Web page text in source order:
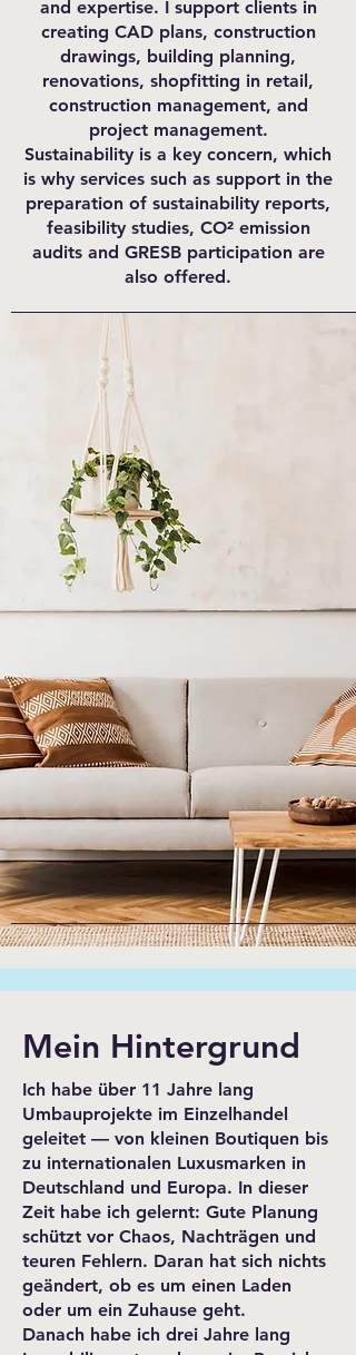
and expertise. I support clients in
creating CAD plans, construction
drawings, building planning,
renovations, shopfitting in retail,
construction management, and
project management.
Sustainability is a key concern, which
is why services such as support in the
preparation of sustainability reports,
feasibility studies, CO² emission
audits and GRESB participation are
also offered.
Mein Hintergrund
Ich habe über 11 Jahre lang
Umbauprojekte im Einzelhandel
geleitet — von kleinen Boutiquen bis
zu internationalen Luxusmarken in
Deutschland und Europa. In dieser
Zeit habe ich gelernt: Gute Planung
schützt vor Chaos, Nachträgen und
teuren Fehlern. Daran hat sich nichts
geändert, ob es um einen Laden
oder um ein Zuhause geht.
Danach habe ich drei Jahre lang